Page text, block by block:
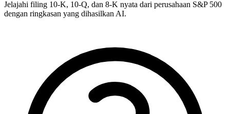
Jelajahi filing 10-K, 10-Q, dan 8-K nyata dari perusahaan S&P 500
dengan ringkasan yang dihasilkan AI.